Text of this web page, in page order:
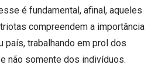
é fundamental, afinal, aqueles
compreendem a importância
país, trabalhando em prol dos
não somente dos indivíduos.